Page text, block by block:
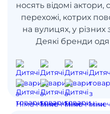
носять відомі
перехожі, котрих
на вулицях, у різних
Деякі бренди